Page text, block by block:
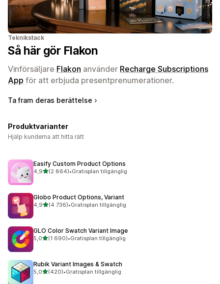
Teknikstack
Så här gör Flakon
Vinförsäljare Flakon använder Recharge Subscriptions
App för att erbjuda presentprenumerationer.
Ta fram deras berättelse
Produktvarianter
Hjälp kunderna att hitta rätt
Easify Custom Product Options
4,9av 5 stjärnor
(2 864)
2864 recensioner totalt
•Gratisplan tillgänglig
Globo Product Options, Variant
4,9av 5 stjärnor
(4 736)
4736 recensioner totalt
•Gratisplan tillgänglig
GLO Color Swatch Variant Image
5,0av 5 stjärnor
(1 690)
1690 recensioner totalt
•Gratisplan tillgänglig
Rubik Variant Images & Swatch
5,0av 5 stjärnor
(420)
420 recensioner totalt
•Gratisplan tillgänglig